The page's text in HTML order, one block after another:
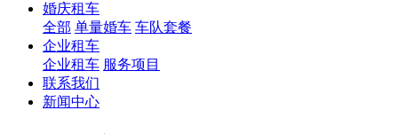
婚庆租车
全部 单量婚车 车队套餐
企业租车
企业租车 服务项目
联系我们
新闻中心